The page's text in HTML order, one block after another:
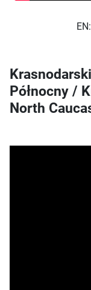
Północny /
North